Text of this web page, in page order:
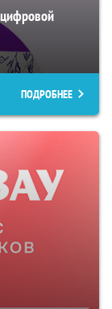
ПОДРОБНЕЕ